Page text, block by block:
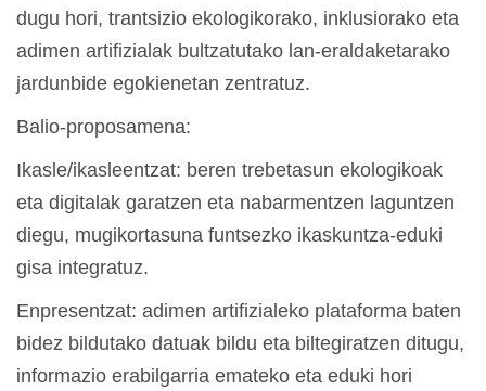
dugu hori, trantsizio ekologikorako, inklusiorako eta
adimen artifizialak bultzatutako lan-eraldaketarako
jardunbide egokienetan zentratuz.
Balio-proposamena:
Ikasle/ikasleentzat: beren trebetasun ekologikoak
eta digitalak garatzen eta nabarmentzen laguntzen
diegu, mugikortasuna funtsezko ikaskuntza-eduki
gisa integratuz.
Enpresentzat: adimen artifizialeko plataforma baten
bidez bildutako datuak bildu eta biltegiratzen ditugu,
informazio erabilgarria emateko eta eduki hori